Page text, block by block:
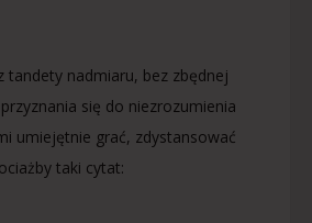
tandety nadmiaru, bez zbędnej
się do niezrozumienia
umiejętnie grać, zdystansować
taki cytat: